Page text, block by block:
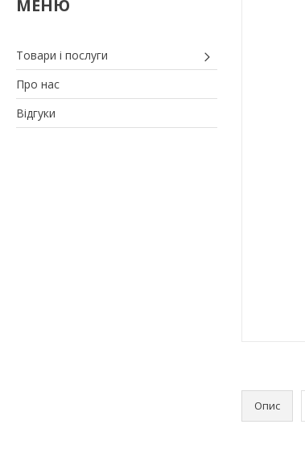
Товари і послуги
Про нас
Відгуки
Опис